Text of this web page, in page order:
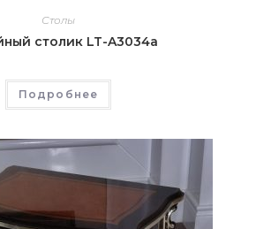
Столы
столик LT-A3034а
Подробнее